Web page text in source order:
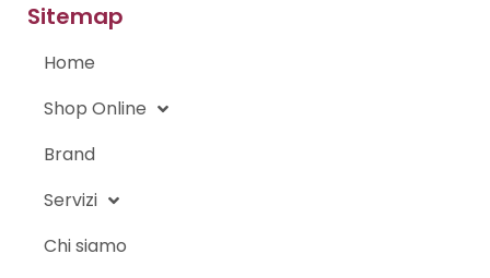
o
-
f
r
Sitemap
Home
Shop Online
Brand
Servizi
Chi siamo